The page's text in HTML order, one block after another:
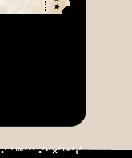
׳›׳™׳×׳‘׳• ׳׳׳™׳ ׳•׳₪׳¨׳¡׳ ׳‘׳׳×׳¨